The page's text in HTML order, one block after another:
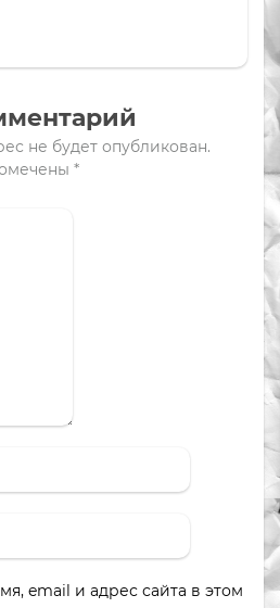
не будет опубликован.
*
email и адрес сайта в этом